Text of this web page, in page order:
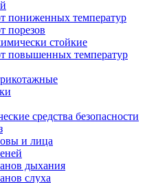
пониженных температур
порезов
стойкие
повышенных температур
средства безопасности
и лица
дыхания
слуха